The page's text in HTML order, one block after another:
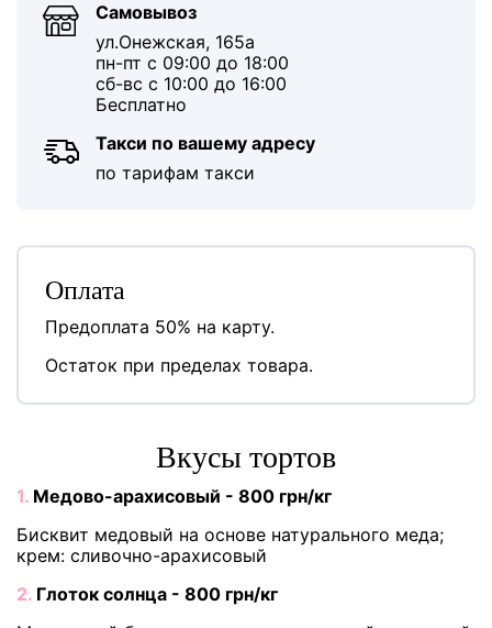
Самовывоз
ул.Онежская, 165а
пн-пт с 09:00 до 18:00
сб-вс с 10:00 до 16:00
Бесплатно
Такси по вашему адресу
по тарифам такси
Оплата
Предоплата 50% на карту.
Остаток при пределах товара.
Вкусы тортов
1. Медово-арахисовый - 800 грн/кг
Бисквит медовый на основе натурального меда;
крем: сливочно-арахисовый
2. Глоток солнца - 800 грн/кг